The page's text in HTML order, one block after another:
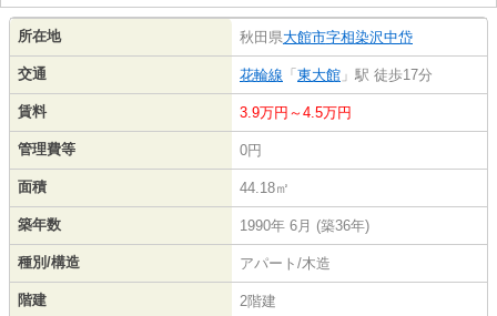
所在地 秋田県大館市字相染沢中岱
交通 花輪線 「 東大館 」駅 徒歩17分
賃料 3.9万円～4.5万円
管理費等 0円
面積 44.18㎡
築年数 1990年 6月 (築36年)
種別/構造 アパート/木造
階建 2階建